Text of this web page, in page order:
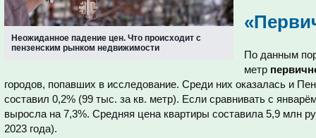
Неожиданное падение цен. Что происходит с
пензенским рынком недвижимости
По данным
метр
городов, попавших в исследование. Среди них оказалась и
составил 0,2% (99 тыс. за кв. метр). Если сравнивать с
выросла на 7,3%. Средняя цена квартиры составила 5,9 млн
2023 года).